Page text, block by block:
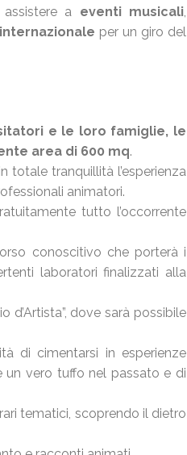
a eventi musicali
per un giro del
e le loro famiglie, le
area di 600 mq.
totale tranquillità l’esperienza
animatori.
tutto l’occorrente
conoscitivo che porterà i
laboratori finalizzati alla
d’Artista”, dove sarà possibile
di cimentarsi in esperienze
un vero tuffo nel passato e di
tematici, scoprendo il dietro